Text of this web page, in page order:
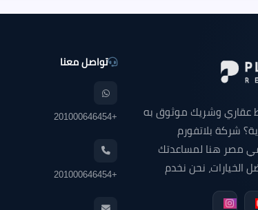
وشريك موثوق به
شركة بلاتفورم
مصر هنا لمساعدتك
الخيارات، نحن نخدم
على وحدتك التي
تواصل معنا
+201000646454
+201000646454